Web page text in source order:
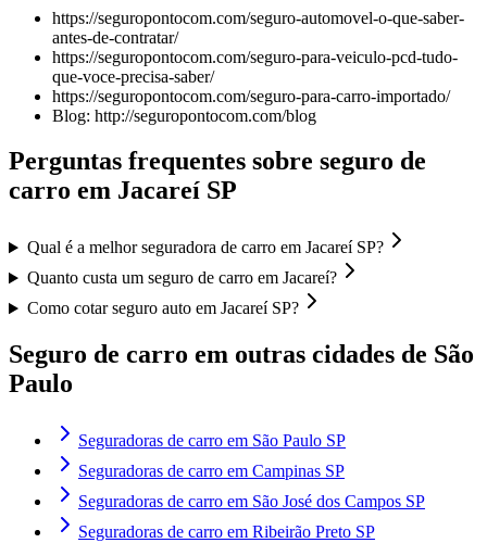
https://seguropontocom.com/seguro-automovel-o-que-saber-
antes-de-contratar/
https://seguropontocom.com/seguro-para-veiculo-pcd-tudo-
que-voce-precisa-saber/
https://seguropontocom.com/seguro-para-carro-importado/
Blog: http://seguropontocom.com/blog
Perguntas frequentes sobre seguro de
carro em Jacareí SP
Qual é a melhor seguradora de carro em Jacareí SP?
Quanto custa um seguro de carro em Jacareí?
Como cotar seguro auto em Jacareí SP?
Seguro de carro em outras cidades de São
Paulo
Seguradoras de carro em São Paulo SP
Seguradoras de carro em Campinas SP
Seguradoras de carro em São José dos Campos SP
Seguradoras de carro em Ribeirão Preto SP